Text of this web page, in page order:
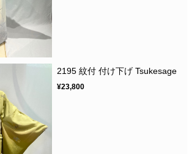
2195 紋付 付け下げ Tsukesage
¥23,800